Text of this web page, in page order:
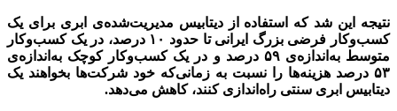
نتیجه این شد که استفاده از دیتابیس مدیریت‌شده‌ی ابری برای یک
کسب‌وکار فرضی بزرگ ایرانی تا حدود
درصد، در یک کسب‌وکار
متوسط به‌اندازه‌ی ۵۹
درصد و در یک کسب‌وکار کوچک به‌اندازه‌ی
۵۳ درصد هزینه‌ها را نسبت به زمانی‌که خود شرکت‌ها بخواهند یک
دیتابیس ابری سنتی راه‌اندازی کنند، کاهش می‌دهد.